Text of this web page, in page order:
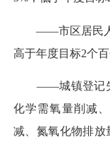
——市区居民人均
高于年度目标2个百
——城镇登记失
化学需氧量削减
减、氮氧化物排放